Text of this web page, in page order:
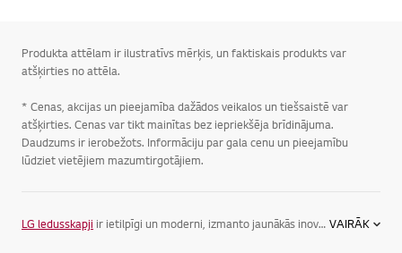
Produkta attēlam ir ilustratīvs mērķis, un faktiskais produkts var
atšķirties no attēla.
* Cenas, akcijas un pieejamība dažādos veikalos un tiešsaistē var
atšķirties. Cenas var tikt mainītas bez iepriekšēja brīdinājuma.
Daudzums ir ierobežots. Informāciju par gala cenu un pieejamību
lūdziet vietējiem mazumtirgotājiem.
LG ledusskapji ir ietilpīgi un moderni, izmanto jaunākās inovācijas ledusskapju nozarē un nodrošina maksimāli zemu enerģijas patēriņu. LG piedāvā vairākus ledusskapju veidus, lai Jūs varat izvēlēties savām vajadzībām vispiemērotāko variantu. VAIRĀK